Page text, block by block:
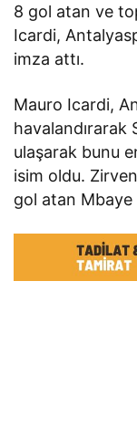
8 gol atan ve
Icardi,
imza attı.
Mauro Icardi,
havalandırarak
ulaşarak bunu
isim oldu.
gol atan Mbaye